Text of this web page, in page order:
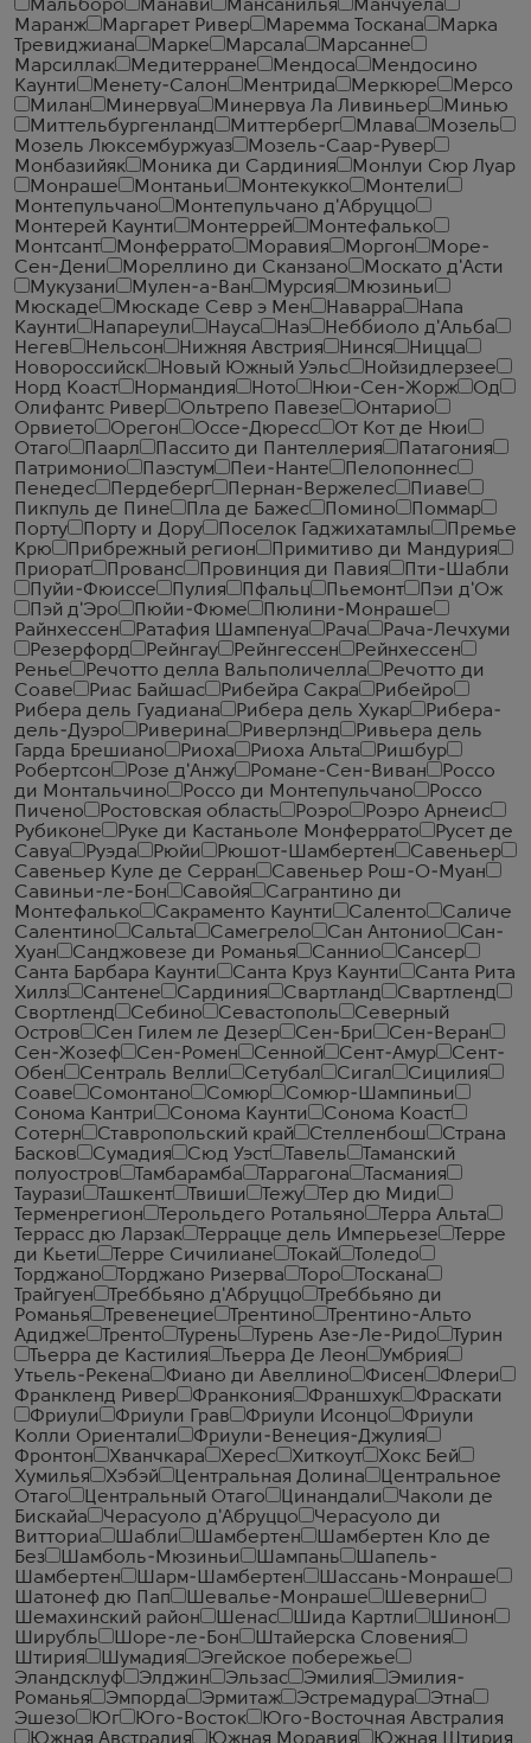
Мальборо Манави Мансанилья
Манчуела
Маранж
Маргарет Ривер Маремма Тоскана
Марка
Тревиджиана
Марке Марсала
Марсанне
Марсиллак
Медитерране Мендоса
Мендосино
Каунти
Менету-Салон Ментрида Меркюре
Мерсо
Милан
Минервуа Минервуа Ла Ливиньер
Минью
Миттельбургенланд
Миттерберг Млава
Мозель
Мозель Люксембуржуаз
Мозель-Саар-Рувер
Монбазийяк
Моника ди Сардиния
Монлуи Сюр Луар
Монраше
Монтаньи Монтекукко
Монтели
Монтепульчано
Монтепульчано д'Абруццо
Монтерей Каунти
Монтеррей
Монтефалько
Монтсант
Монферрато Моравия Моргон
Море-
Сен-Дени
Мореллино ди Сканзано
Москато д'Асти
Мукузани
Мулен-а-Ван Мурсия
Мюзиньи
Мюскаде
Мюскаде Севр э Мен Наварра
Напа
Каунти
Напареули Науса Наэ
Неббиоло д'Альба
Негев
Нельсон Нижняя Австрия Нинся
Ницца
Новороссийск
Новый Южный Уэльс
Нойзидлерзее
Норд Коаст
Нормандия Ното Нюи-Сен-Жорж
Од
Олифантс Ривер
Ольтрепо Павезе
Онтарио
Орвието
Орегон Оссе-Дюресс
От Кот де Нюи
Отаго
Паарл Пассито ди Пантеллерия
Патагония
Патримонио
Паэстум Пеи-Нанте
Пелопоннес
Пенедес
Пердеберг Пернан-Вержелес
Пиаве
Пикпуль де Пине
Пла де Бажес Помино
Поммар
Порту
Порту и Дору Поселок Гаджихатамлы
Премье
Крю
Прибрежный регион
Примитиво ди Мандурия
Приорат
Прованс Провинция ди Павия
Пти-Шабли
Пуйи-Фюиссе
Пулия Пфальц Пьемонт
Пэи д'Ож
Пэй д'Эро
Пюйи-Фюме
Пюлини-Монраше
Райнхессен
Ратафия Шампенуа Рача
Рача-Лечхуми
Резерфорд
Рейнгау Рейнгессен
Рейнхессен
Ренье
Речотто делла Вальполичелла
Речотто ди
Соаве
Риас Байшас Рибейра Сакра
Рибейро
Рибера дель Гуадиана
Рибера дель Хукар
Рибера-
дель-Дуэро
Риверина Риверлэнд
Ривьера дель
Гарда Брешиано
Риоха Риоха Альта
Ришбур
Робертсон
Розе д'Анжу Романе-Сен-Виван
Россо
ди Монтальчино
Россо ди Монтепульчано
Россо
Пичено
Ростовская область Роэро
Роэро Арнеис
Рубиконе
Руке ди Кастаньоле Монферрато
Русет де
Савуа
Руэда Рюйи Рюшот-Шамбертен
Савеньер
Савеньер Куле де Серран
Савеньер Рош-О-Муан
Савиньи-ле-Бон
Савойя
Сагрантино ди
Монтефалько
Сакраменто Каунти Саленто
Саличе
Салентино
Сальта Самегрело Сан Антонио
Сан-
Хуан
Санджовезе ди Романья Саннио
Сансер
Санта Барбара Каунти
Санта Круз Каунти
Санта Рита
Хиллз
Сантене Сардиния Свартланд
Свартленд
Свортленд
Себино Севастополь
Северный
Остров
Сен Гилем ле Дезер Сен-Бри
Сен-Веран
Сен-Жозеф
Сен-Ромен Сенной Сент-Амур
Сент-
Обен
Сентраль Велли Сетубал Сигал
Сицилия
Соаве
Сомонтано Сомюр
Сомюр-Шампиньи
Сонома Кантри
Сонома Каунти
Сонома Коаст
Сотерн
Ставропольский край Стелленбош
Страна
Басков
Сумадия Сюд Уэст Тавель
Таманский
полуостров
Тамбарамба Таррагона
Тасмания
Таурази
Ташкент Твиши Тежу
Тер дю Миди
Терменрегион
Терольдего Ротальяно
Терра Альта
Террасс дю Ларзак
Террацце дель Имперьезе
Терре
ди Кьети
Терре Сичилиане Токай
Толедо
Торджано
Торджано Ризерва Торо
Тоскана
Трайгуен
Треббьяно д'Абруццо
Треббьяно ди
Романья
Тревенецие Трентино
Трентино-Альто
Адидже
Тренто Турень Турень Азе-Ле-Ридо
Турин
Тьерра де Кастилия
Тьерра Де Леон
Умбрия
Утьель-Рекена
Фиано ди Авеллино Фисен
Флери
Франкленд Ривер
Франкония Франшхук
Фраскати
Фриули
Фриули Грав Фриули Исонцо
Фриули
Колли Ориентали
Фриули-Венеция-Джулия
Фронтон
Хванчкара Херес Хиткоут
Хокс Бей
Хумилья
Хэбэй Центральная Долина
Центральное
Отаго
Центральный Отаго Цинандали
Чаколи де
Бискайа
Черасуоло д'Абруццо
Черасуоло ди
Витториа
Шабли Шамбертен
Шамбертен Кло де
Без
Шамболь-Мюзиньи Шампань
Шапель-
Шамбертен
Шарм-Шамбертен
Шассань-Монраше
Шатонеф дю Пап
Шевалье-Монраше
Шеверни
Шемахинский район
Шенас Шида Картли
Шинон
Ширубль
Шоре-ле-Бон
Штайерска Словения
Штирия
Шумадия
Эгейское побережье
Эландсклуф
Элджин Эльзас Эмилия
Эмилия-
Романья
Эмпорда Эрмитаж Эстремадура
Этна
Эшезо
Юг Юго-Восток
Юго-Восточная Австралия